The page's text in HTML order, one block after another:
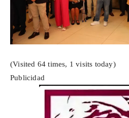
(Visited 64 times, 1 visits today)
Publicidad